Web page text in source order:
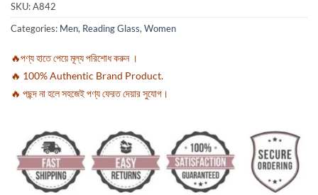
SKU:A842
Categories: Men, Reading Glass,Women
🔥পণ্য হাতে পেয়ে মূল্য পরিশোধ করুন ।
🔥 100% Authentic Brand Product.
🔥 পছন্দ না হলে সহজেই পণ্য ফেরত দেয়ার সুযোগ।